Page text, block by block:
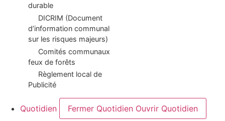
durable
DICRIM (Document
d’information communal
sur les risques majeurs)
Comités communaux
feux de forêts
Règlement local de
Publicité
Quotidien Fermer Quotidien Ouvrir Quotidien